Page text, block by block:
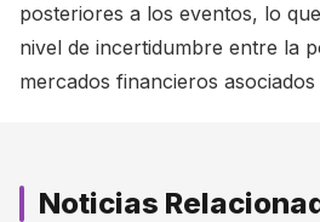
posteriores a los eventos, lo
nivel de incertidumbre entre la
mercados financieros
Noticias